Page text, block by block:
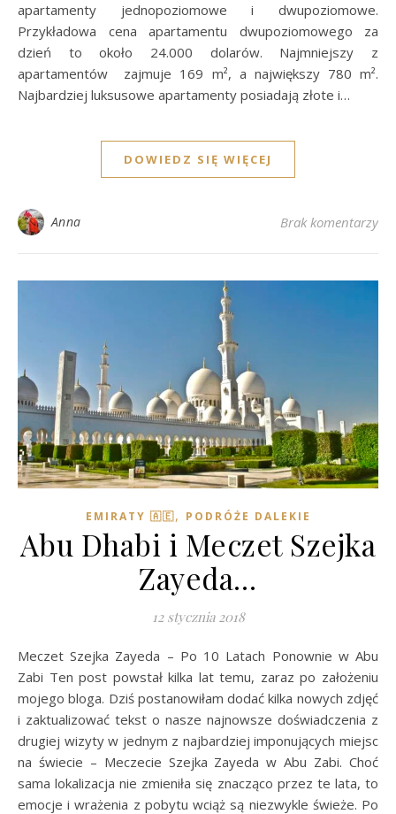
apartamenty jednopoziomowe i dwupoziomowe.
Przykładowa cena apartamentu dwupoziomowego za
dzień to około 24.000 dolarów. Najmniejszy z
apartamentów zajmuje 169 m², a największy 780 m².
Najbardziej luksusowe apartamenty posiadają złote i…
DOWIEDZ SIĘ WIĘCEJ
Anna Brak komentarzy
EMIRATY 🇦🇪, PODRÓŻE DALEKIE
Abu Dhabi i Meczet Szejka
Zayeda…
12 stycznia 2018
Meczet Szejka Zayeda – Po 10 Latach Ponownie w Abu
Zabi Ten post powstał kilka lat temu, zaraz po założeniu
mojego bloga. Dziś postanowiłam dodać kilka nowych zdjęć
i zaktualizować tekst o nasze najnowsze doświadczenia z
drugiej wizyty w jednym z najbardziej imponujących miejsc
na świecie – Meczecie Szejka Zayeda w Abu Zabi. Choć
sama lokalizacja nie zmieniła się znacząco przez te lata, to
emocje i wrażenia z pobytu wciąż są niezwykle świeże. Po